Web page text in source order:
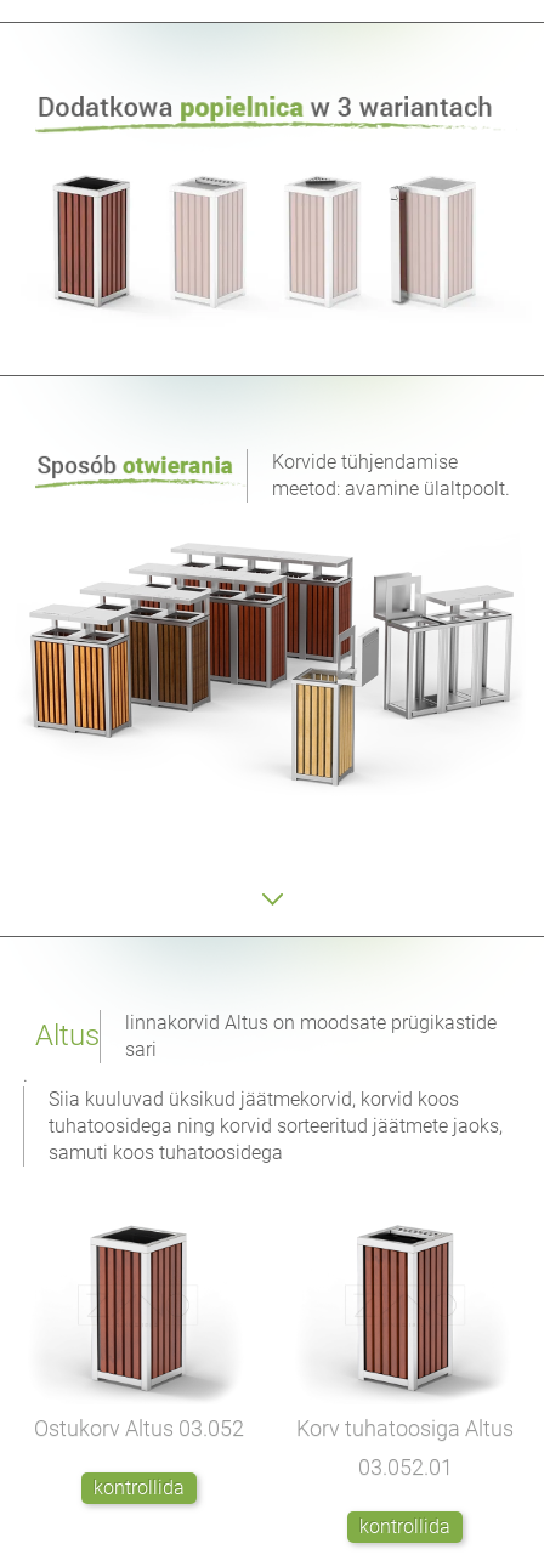
Korvide tühjendamise
meetod: avamine ülaltpoolt.
Altus
linnakorvid Altus on moodsate prügikastide
sari
.
Siia kuuluvad üksikud jäätmekorvid, korvid koos
tuhatoosidega ning korvid sorteeritud jäätmete jaoks,
samuti koos tuhatoosidega
Ostukorv Altus 03.052
kontrollida
Korv tuhatoosiga Altus
03.052.01
kontrollida